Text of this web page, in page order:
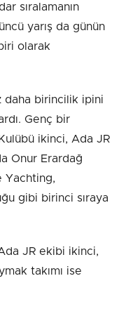
sıralamanın
yarış da günün
olarak
daha birincilik ipini
Genç bir
ikinci, Ada JR
Onur Erardağ
Yachting,
gibi birinci sıraya
JR ekibi ikinci,
takımı ise